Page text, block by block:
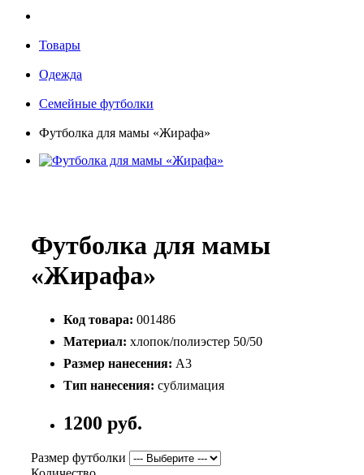
Товары
Одежда
Семейные футболки
Футболка для мамы «Жирафа»
Футболка для мамы
«Жирафа»
Код товара: 001486
Материал: хлопок/полиэстер 50/50
Размер нанесения: А3
Тип нанесения: сублимация
1200 руб.
Размер футболки